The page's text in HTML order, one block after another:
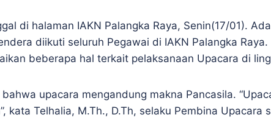
di halaman IAKN Palangka Raya, Senin(17/01).
diikuti seluruh Pegawai di IAKN Palangka
beberapa hal terkait pelaksanaan Upacara di
upacara mengandung makna Pancasila.
kata Telhalia, M.Th., D.Th, selaku Pembina Upacara